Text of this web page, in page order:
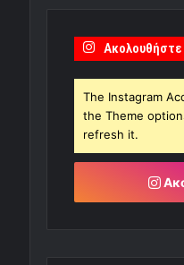
The Instagram
the Theme
refresh it.